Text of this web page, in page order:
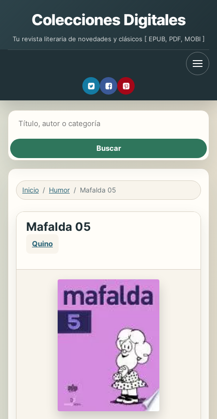
Colecciones Digitales
Tu revista literaria de novedades y clásicos [ EPUB, PDF, MOBI ]
Inicio Humor Mafalda 05
Mafalda 05
Quino